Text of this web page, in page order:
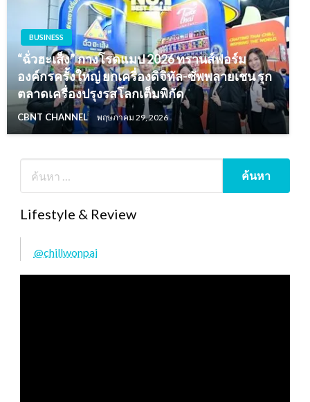
BUSINESS
“ฉั่วฮะเส็ง” กางโรดแมป 2026 ทรานส์ฟอร์ม
องค์กรครั้งใหญ่ ยกเครื่องดิจิทัล-ซัพพลายเชน รุก
ตลาดเครื่องปรุงรสโลกเต็มพิกัด
CBNT CHANNEL พฤษภาคม 29, 2026
Lifestyle & Review
@chillwonpai